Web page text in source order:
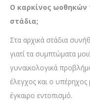
Ο καρκίνος ωοθηκών
στάδια;
Στα αρχικά στάδια
γιατί τα συμπτώματα
γυναικολογικά
έλεγχος και ο
έγκαιρο εντοπισμό.